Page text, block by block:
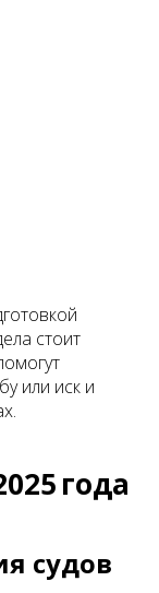
стоит
или иск и
года
судов